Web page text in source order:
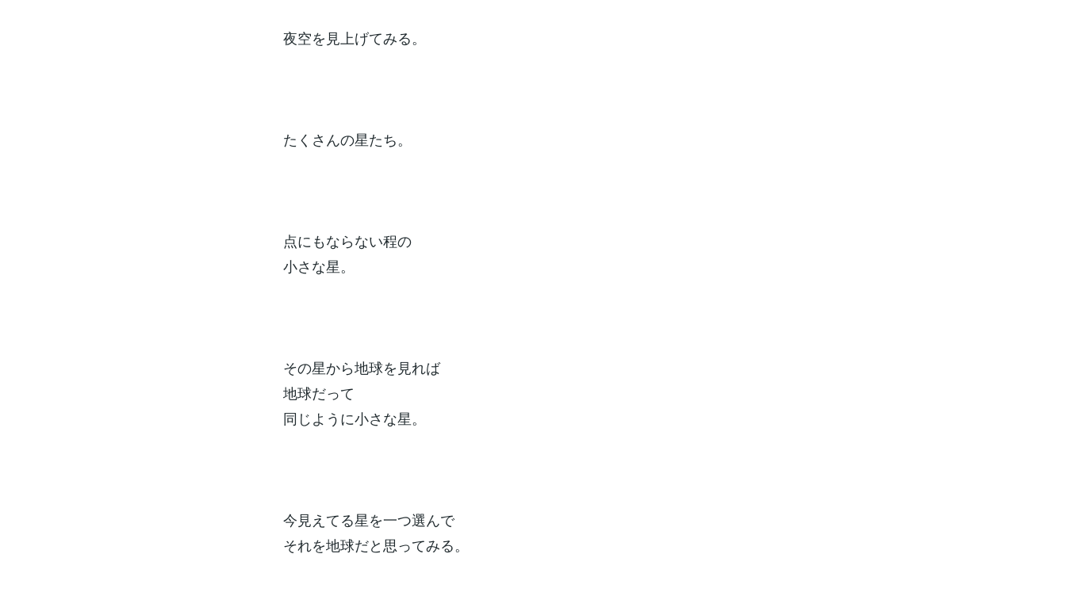
夜空を見上げてみる。
たくさんの星たち。
点にもならない程の
小さな星。
その星から地球を見れば
地球だって
同じように小さな星。
今見えてる星を一つ選んで
それを地球だと思ってみる。